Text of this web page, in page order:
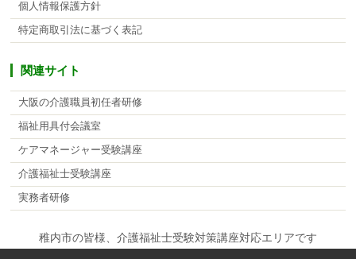
個人情報保護方針
特定商取引法に基づく表記
関連サイト
大阪の介護職員初任者研修
福祉用具付会議室
ケアマネージャー受験講座
介護福祉士受験講座
実務者研修
稚内市の皆様、介護福祉士受験対策講座対応エリアです